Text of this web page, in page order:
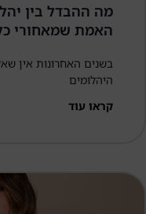
מה ההבדל בין
האמת שמאחורי כל
בשנים האחרונות אין
היהלומים
קראו עוד